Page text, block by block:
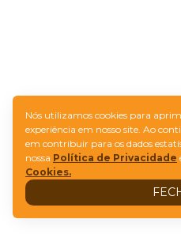
Nós utilizamos cookies para
experiência em nosso site. Ao
em contribuir para os dados
nossa Política de Privacidade
Cookies.